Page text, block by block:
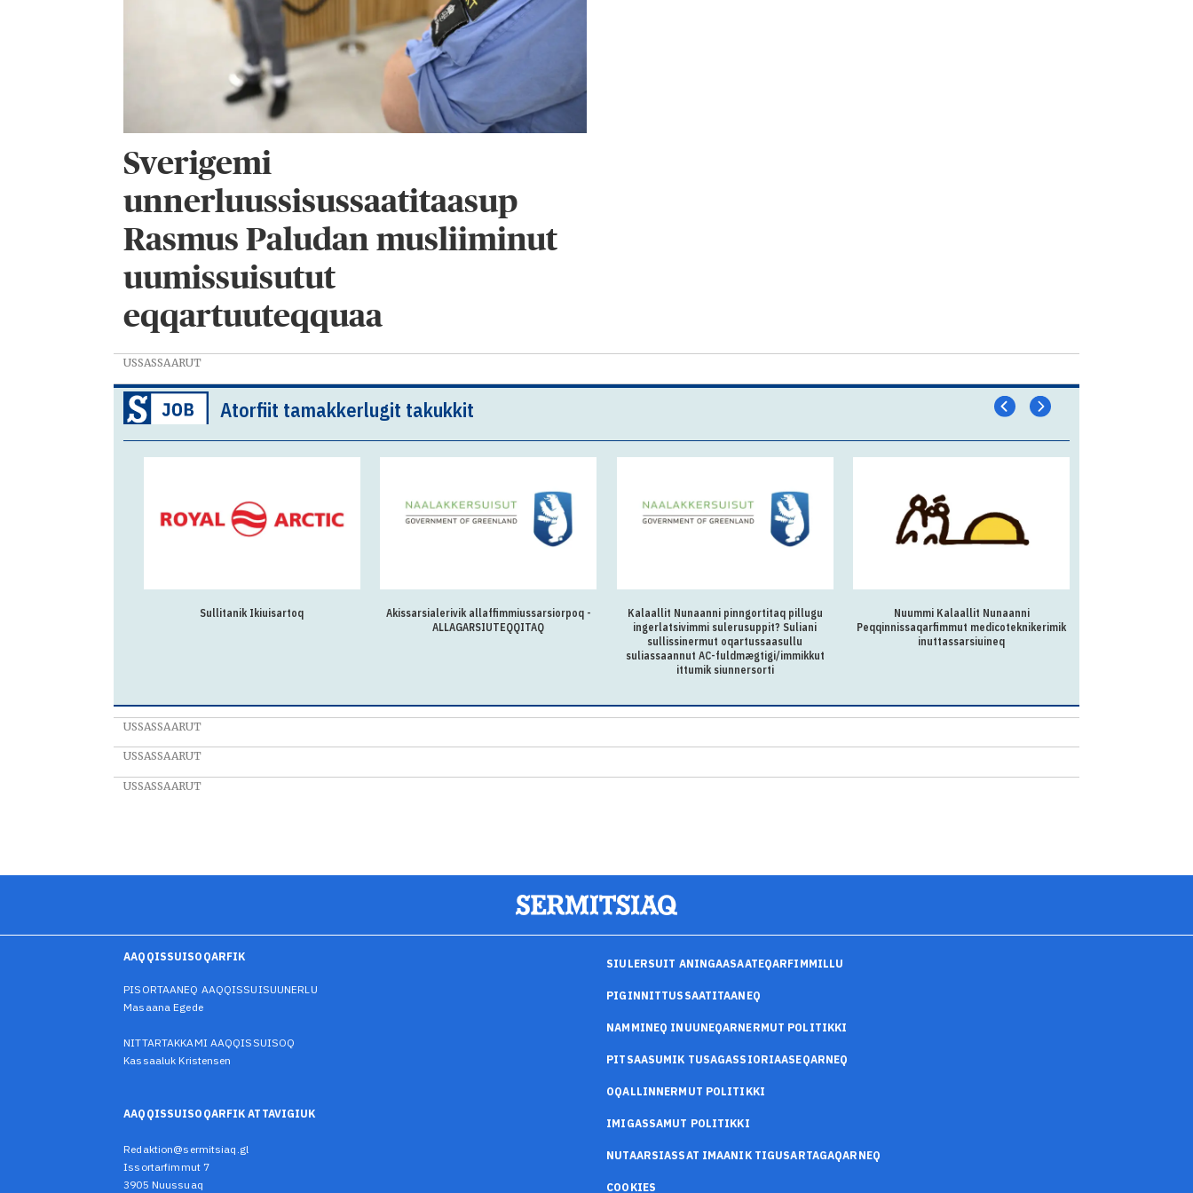
Sverigemi
unnerluussisussaatitaasup
Rasmus Paludan musliiminut
uumissuisutut
eqqartuuteqquaa
USSASSAARUT
Atorfiit tamakkerlugit takukkit
Sullitanik Ikiuisartoq
Akissarsialerivik allaffimmiussarsiorpoq -
ALLAGARSIUTEQQITAQ
Kalaallit Nunaanni pinngortitaq pillugu
ingerlatsivimmi sulerusuppit? Suliani
sullissinermut oqartussaasullu
suliassaannut AC-fuldmægtigi/immikkut
ittumik siunnersorti
Nuummi Kalaallit Nunaanni
Peqqinnissaqarfimmut medicoteknikerimik
inuttassarsiuineq
USSASSAARUT
USSASSAARUT
USSASSAARUT
AAQQISSUISOQARFIK
PISORTAANEQ AAQQISSUISUUNERLU
Masaana Egede
NITTARTAKKAMI AAQQISSUISOQ
Kassaaluk Kristensen
AAQQISSUISOQARFIK ATTAVIGIUK
Redaktion@sermitsiaq.gl
Issortarfimmut 7
3905 Nuussuaq
SIULERSUIT ANINGAASAATEQARFIMMILLU
PIGINNITTUSSAATITAANEQ
NAMMINEQ INUUNEQARNERMUT POLITIKKI
PITSAASUMIK TUSAGASSIORIAASEQARNEQ
OQALLINNERMUT POLITIKKI
IMIGASSAMUT POLITIKKI
NUTAARSIASSAT IMAANIK TIGUSARTAGAQARNEQ
COOKIES